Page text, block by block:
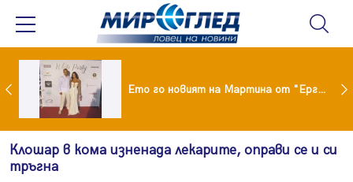
И Ники Кънчев се разведе тайно като Геро Ето го новият на Мартина от "Ергенът"
Клошар в кома изненада лекарите, оправи се и си
тръгна